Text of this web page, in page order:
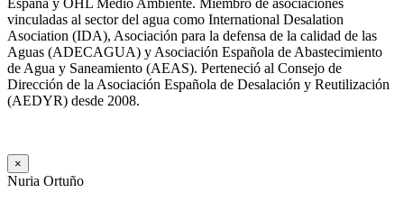
vinculadas al sector del agua como International Desalation
Asociation (IDA), Asociación para la defensa de la calidad de las
Aguas (ADECAGUA) y Asociación Española de Abastecimiento
de Agua y Saneamiento (AEAS). Perteneció al Consejo de
Dirección de la Asociación Española de Desalación y Reutilización
(AEDYR) desde 2008.
×
Nuria Ortuño